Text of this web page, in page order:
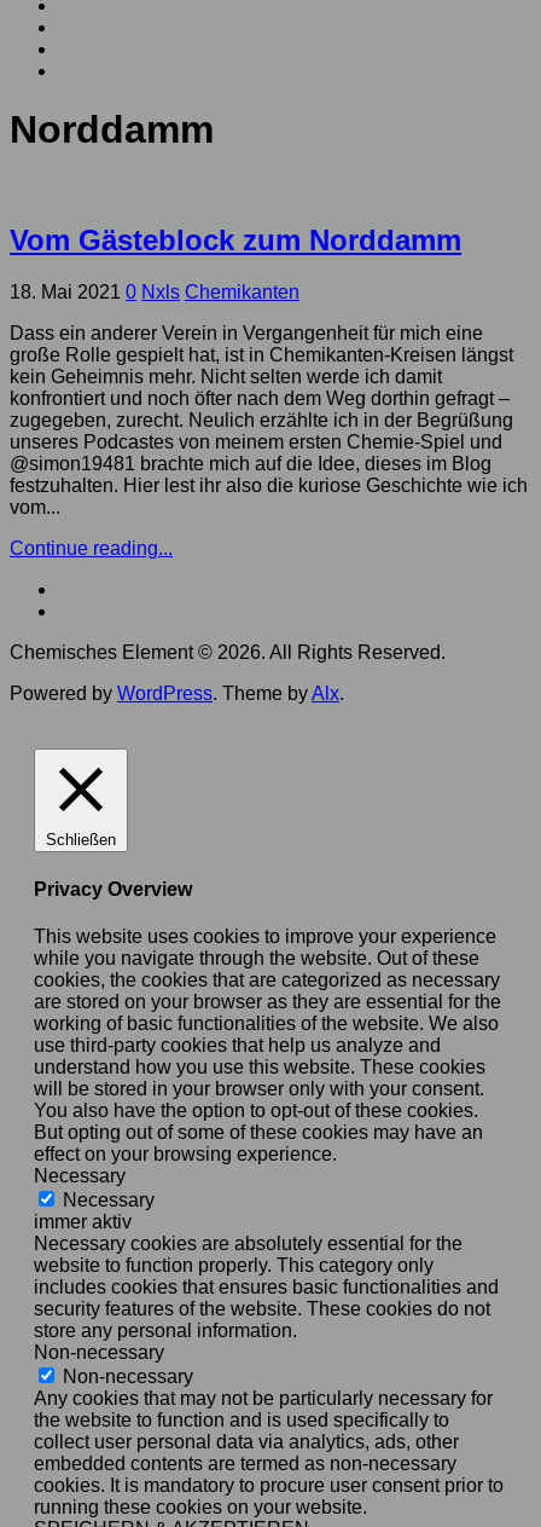
Norddamm
Vom Gästeblock zum Norddamm
18. Mai 2021 0 Nxls Chemikanten
Dass ein anderer Verein in Vergangenheit für mich eine
große Rolle gespielt hat, ist in Chemikanten-Kreisen längst
kein Geheimnis mehr. Nicht selten werde ich damit
konfrontiert und noch öfter nach dem Weg dorthin gefragt –
zugegeben, zurecht. Neulich erzählte ich in der Begrüßung
unseres Podcastes von meinem ersten Chemie-Spiel und
@simon19481 brachte mich auf die Idee, dieses im Blog
festzuhalten. Hier lest ihr also die kuriose Geschichte wie ich
vom...
Continue reading...
Chemisches Element © 2026. All Rights Reserved.
Powered by WordPress. Theme byAlx.
Schließen
Privacy Overview
This website uses cookies to improve your experience
while you navigate through the website. Out of these
cookies, the cookies that are categorized as necessary
are stored on your browser as they are essential for the
working of basic functionalities of the website. We also
use third-party cookies that help us analyze and
understand how you use this website. These cookies
will be stored in your browser only with your consent.
You also have the option to opt-out of these cookies.
But opting out of some of these cookies may have an
effect on your browsing experience.
Necessary
Necessary
immer aktiv
Necessary cookies are absolutely essential for the
website to function properly. This category only
includes cookies that ensures basic functionalities and
security features of the website. These cookies do not
store any personal information.
Non-necessary
Non-necessary
Any cookies that may not be particularly necessary for
the website to function and is used specifically to
collect user personal data via analytics, ads, other
embedded contents are termed as non-necessary
cookies. It is mandatory to procure user consent prior to
running these cookies on your website.